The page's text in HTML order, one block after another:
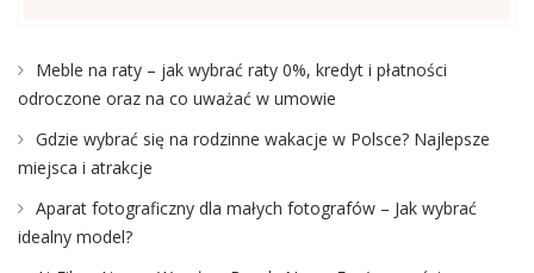
Meble na raty – jak wybrać raty 0%, kredyt i płatności
odroczone oraz na co uważać w umowie
Gdzie wybrać się na rodzinne wakacje w Polsce? Najlepsze
miejsca i atrakcje
Aparat fotograficzny dla małych fotografów – Jak wybrać
idealny model?